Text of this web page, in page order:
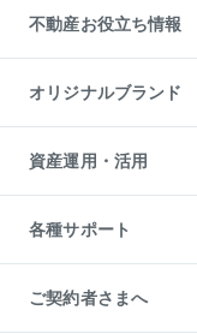
貸すガイド
事業用不動産
マンション投資
投資用マンション
アパート経営
収益物件
ビル購入（ビル一棟）
投資用不動産の売却査定
事業用不動産の売却査定
不動産お役立ち情報
マンションライブラリー
人気マンションランキング
暮らしに役立つ不動産メ
不動産相場・不動産価格
不動産コラム・ニュース
不動産用語集
不動産なんでもネット相
住まいの税金
オリジナルブランド
一棟リノベーションマン
L`GENTE（ルジェンテ）
区分リノベーションマン
投資用一棟レジデンス
不動産小口投資
LEGACIA（レガシア）
資産運用・活用
不動産M&A
アセットマネジメント・
各種サポート
相続サポート
リフォームサポート
ご契約者さまへ